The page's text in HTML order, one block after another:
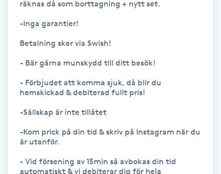
Hollywood Peel
Hudföryngring
räknas då som borttagning + nytt set.
-Inga garantier!
Betalning sker via Swish!
- Bär gärna munskydd till ditt besök!
- Förbjudet att komma sjuk, då blir du
hemskickad & debiterad fullt pris!
-Sällskap är inte tillåtet
-Kom prick på din tid & skriv på Instagram när du
är utanför.
- Vid försening av 15min så avbokas din tid
automatiskt & vi debiterar dig för hela